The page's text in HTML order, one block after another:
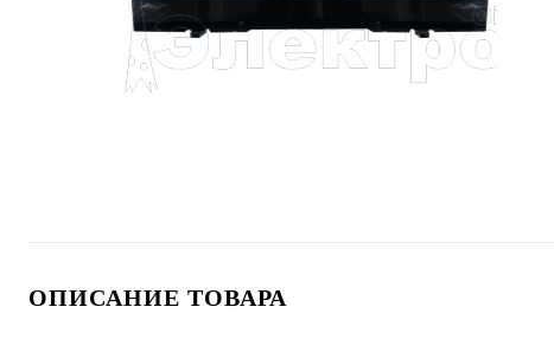
ОПИСАНИЕ ТОВАРА